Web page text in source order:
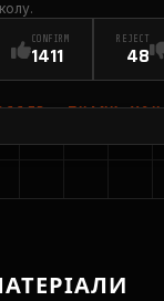
CONFIRM
1411
REJECT
48
THANK YOU